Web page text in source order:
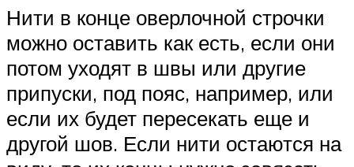
Нити в конце оверлочной строчки
можно оставить как есть, если они
потом уходят в швы или другие
припуски, под пояс, например, или
если их будет пересекать еще и
другой шов. Если нити остаются на